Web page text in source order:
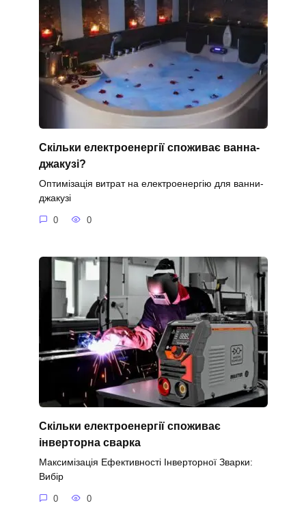
Скільки електроенергії споживає ванна-
джакузі?
Оптимізація витрат на електроенергію для ванни-
джакузі
0 0
Скільки електроенергії споживає
інверторна сварка
Максимізація Ефективності Інверторної Зварки:
Вибір
0 0